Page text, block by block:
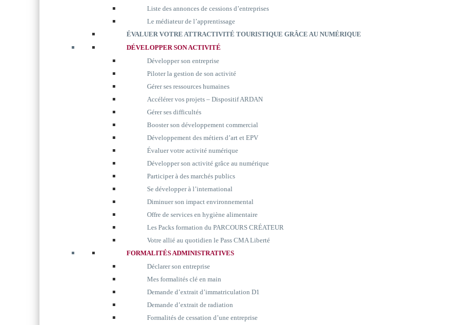
Liste des annonces de cessions d’entreprises
Le médiateur de l’apprentissage
ÉVALUER VOTRE ATTRACTIVITÉ TOURISTIQUE GRÂCE AU NUMÉRIQUE
DÉVELOPPER SON ACTIVITÉ
Développer son entreprise
Piloter la gestion de son activité
Gérer ses ressources humaines
Accélérer vos projets – Dispositif ARDAN
Gérer ses difficultés
Booster son développement commercial
Développement des métiers d’art et EPV
Évaluer votre activité numérique
Développer son activité grâce au numérique
Participer à des marchés publics
Se développer à l’international
Diminuer son impact environnemental
Offre de services en hygiène alimentaire
Les Packs formation du PARCOURS CRÉATEUR
Votre allié au quotidien le Pass CMA Liberté
FORMALITÉS ADMINISTRATIVES
Déclarer son entreprise
Mes formalités clé en main
Demande d’extrait d’immatriculation D1
Demande d’extrait de radiation
Formalités de cessation d’une entreprise